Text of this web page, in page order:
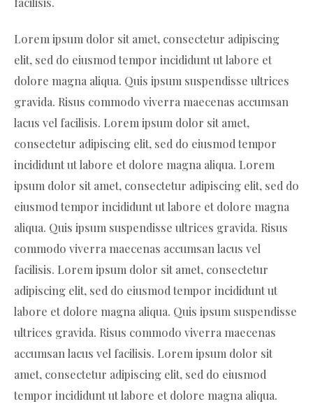
Lorem ipsum dolor sit amet, consectetur adipiscing
elit, sed do eiusmod tempor incididunt ut labore et
dolore magna aliqua. Quis ipsum suspendisse ultrices
gravida. Risus commodo viverra maecenas accumsan
lacus vel facilisis. Lorem ipsum dolor sit amet,
consectetur adipiscing elit, sed do eiusmod tempor
incididunt ut labore et dolore magna aliqua. Lorem
ipsum dolor sit amet, consectetur adipiscing elit, sed do
eiusmod tempor incididunt ut labore et dolore magna
aliqua. Quis ipsum suspendisse ultrices gravida. Risus
commodo viverra maecenas accumsan lacus vel
facilisis. Lorem ipsum dolor sit amet, consectetur
adipiscing elit, sed do eiusmod tempor incididunt ut
labore et dolore magna aliqua. Quis ipsum suspendisse
ultrices gravida. Risus commodo viverra maecenas
accumsan lacus vel facilisis. Lorem ipsum dolor sit
amet, consectetur adipiscing elit, sed do eiusmod
tempor incididunt ut labore et dolore magna aliqua.